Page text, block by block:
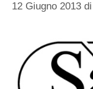
12 Giugno 2013 di